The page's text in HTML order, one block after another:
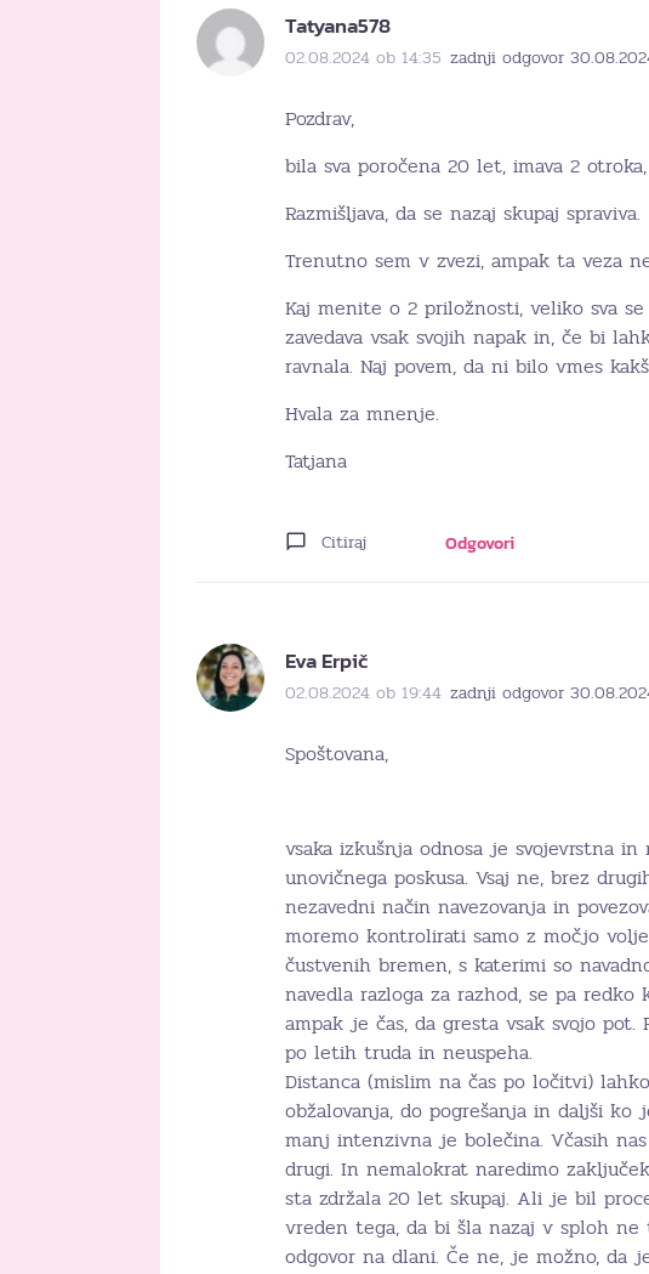
Tatyana578
02.08.2024 ob 14:35 zadnji odgovor
Pozdrav,
bila sva poročena 20 let, imava 2
Razmišljava, da se nazaj skupaj spraviva.
Trenutno sem v zvezi, ampak ta veza
Kaj menite o 2 priložnosti, veliko sva
zavedava vsak svojih napak in, če bi
ravnala. Naj povem, da ni bilo vmes
Hvala za mnenje.
Tatjana
Citiraj Odgovori
Eva Erpič
02.08.2024 ob 19:44 zadnji odgovor
Spoštovana,
vsaka izkušnja odnosa je svojevrstna
unovičnega poskusa. Vsaj ne, brez
nezavedni način navezovanja in
moremo kontrolirati samo z močjo
čustvenih bremen, s katerimi so
navedla razloga za razhod, se pa
ampak je čas, da gresta vsak svojo
po letih truda in neuspeha.
Distanca (mislim na čas po ločitvi)
obžalovanja, do pogrešanja in daljši
manj intenzivna je bolečina. Včasih
drugi. In nemalokrat naredimo
sta zdržala 20 let skupaj. Ali je bil
vreden tega, da bi šla nazaj v sploh
odgovor na dlani. Če ne, je možno, da